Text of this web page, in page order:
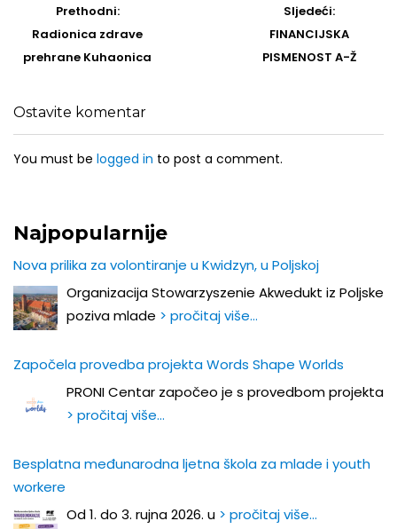
navigation
Prethodni:Prethodni
post
Radionica zdrave
prehrane Kuhaonica
Sljedeći:Sljedeći
Post
FINANCIJSKA
PISMENOST A-Ž
Ostavite komentar
You must be logged in to post a comment.
Najpopularnije
Nova prilika za volontiranje u Kwidzyn, u Poljskoj
Organizacija Stowarzyszenie Akwedukt iz Poljske
poziva mlade > pročitaj više…
Započela provedba projekta Words Shape Worlds
PRONI Centar započeo je s provedbom projekta
> pročitaj više…
Besplatna međunarodna ljetna škola za mlade i youth
workere
Od 1. do 3. rujna 2026. u > pročitaj više…